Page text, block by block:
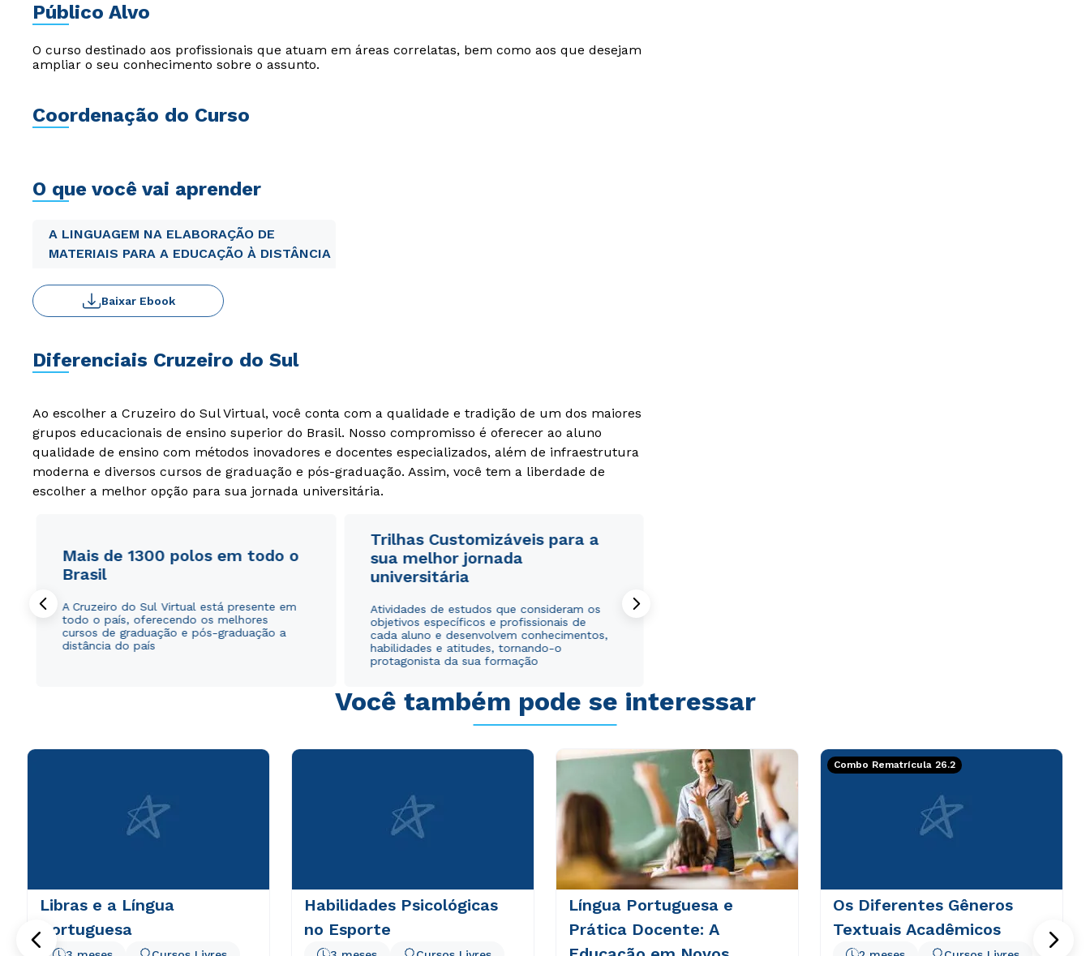
Público Alvo
O curso destinado aos profissionais que atuam em áreas correlatas, bem como aos que desejam
ampliar o seu conhecimento sobre o assunto.
Coordenação do Curso
O que você vai aprender
A LINGUAGEM NA ELABORAÇÃO DE
MATERIAIS PARA A EDUCAÇÃO À DISTÂNCIA
Baixar Ebook
Diferenciais Cruzeiro do Sul
Ao escolher a Cruzeiro do Sul Virtual, você conta com a qualidade e tradição de um dos maiores
grupos educacionais de ensino superior do Brasil. Nosso compromisso é oferecer ao aluno
qualidade de ensino com métodos inovadores e docentes especializados, além de infraestrutura
moderna e diversos cursos de graduação e pós-graduação. Assim, você tem a liberdade de
escolher a melhor opção para sua jornada universitária.
Mais de 1300 polos em todo o
Brasil
A Cruzeiro do Sul Virtual está presente em
todo o país, oferecendo os melhores
cursos de graduação e pós-graduação a
distância do país
Trilhas Customizáveis para a
sua melhor jornada
universitária
Atividades de estudos que consideram os
objetivos específicos e profissionais de
cada aluno e desenvolvem conhecimentos,
habilidades e atitudes, tornando-o
protagonista da sua formação
Você também pode se interessar
Libras e a Língua
Portuguesa
Habilidades Psicológicas
no Esporte
Língua Portuguesa e
Prática Docente: A
Combo Rematrícula 26.2
Os Diferentes Gêneros
Textuais Acadêmicos
WhatsApp
Estou de acordo com aPolítica de Privacidade.
autorizo que meus dados sejam utilizados para o
envio de conteúdos da Cruzeiro do Sul.
WhatsApp
Estou de acordo com aPolítica de Privacidade.
autorizo que meus dados sejam utilizados para o
envio de conteúdos da Cruzeiro do Sul.